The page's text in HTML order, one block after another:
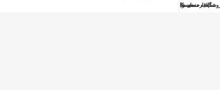
سایدبار
علاقه مندی ها
محصول
حساب کاربری من